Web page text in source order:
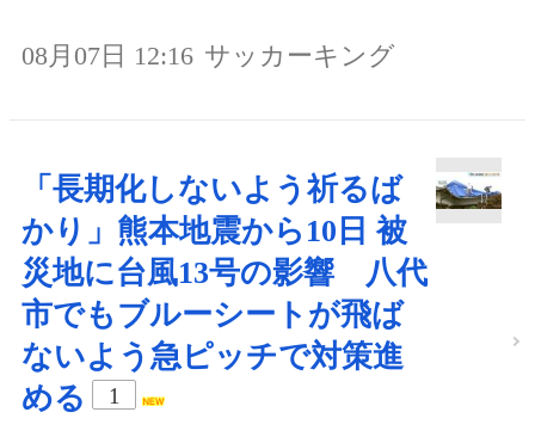
08月07日 12:16 サッカーキング
「長期化しないよう祈るば
かり」熊本地震から10日 被
災地に台風13号の影響 八代
市でもブルーシートが飛ば
ないよう急ピッチで対策進
める
1